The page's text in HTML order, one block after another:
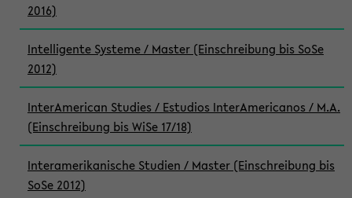
2016)
Intelligente Systeme / Master (Einschreibung bis SoSe
2012)
InterAmerican Studies / Estudios InterAmericanos / M.A.
(Einschreibung bis WiSe 17/18)
Interamerikanische Studien / Master (Einschreibung bis
SoSe 2012)